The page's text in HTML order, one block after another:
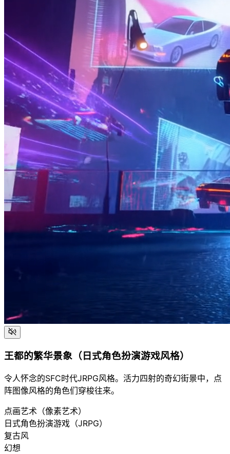
王都的繁华景象（日式角色扮演游戏风格）
令人怀念的SFC时代JRPG风格。活力四射的奇幻街景中，点
阵图像风格的角色们穿梭往来。
点画艺术（像素艺术）
日式角色扮演游戏（JRPG）
复古风
幻想